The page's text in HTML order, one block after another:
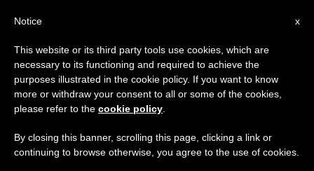
×
Aviso importante
Del 27 de julio al 7 de agosto haremos la pausa
anual, aprovechando que en el periodo de verano
se generan menos informaciones y también el
x
Notice
This website or its third party tools use cookies, which are
necessary to its functioning and required to achieve the
purposes illustrated in the cookie policy. If you want to know
more or withdraw your consent to all or some of the cookies,
please refer to the cookie policy
By closing this banner, scrolling this page, clicking a link or
continuing to browse otherwise, you agree to the use of cookies.